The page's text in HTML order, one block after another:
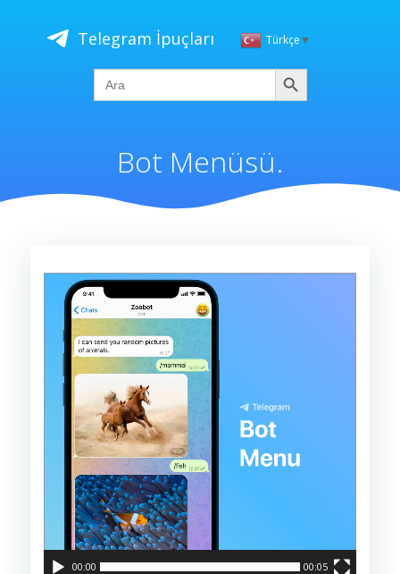
geç
Telegram İpuçları Türkçe▼
Search
for:
Ara
Bot Menüsü.
Video
oynatıcı
00:00 00:05